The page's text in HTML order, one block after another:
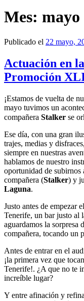
Mes: mayo
Publicado el 22 mayo,
Actuación en
Promoción
¡Estamos de vuelta de
mayo tuvimos un
compañera Stalker se
Ese día, con una gran
trajes, medias y
siempre en nuestras
hablamos de nuestro
oportunidad de subirnos
compañera (Stalker) y
Laguna.
Justo antes de empezar
Tenerife, un bar justo al
aguardamos la sorpresa
compañera, tocando un
Antes de entrar en el
¡la primera vez que
Tenerife!. ¿A que no te
increíble lugar?
Y entre afinación y